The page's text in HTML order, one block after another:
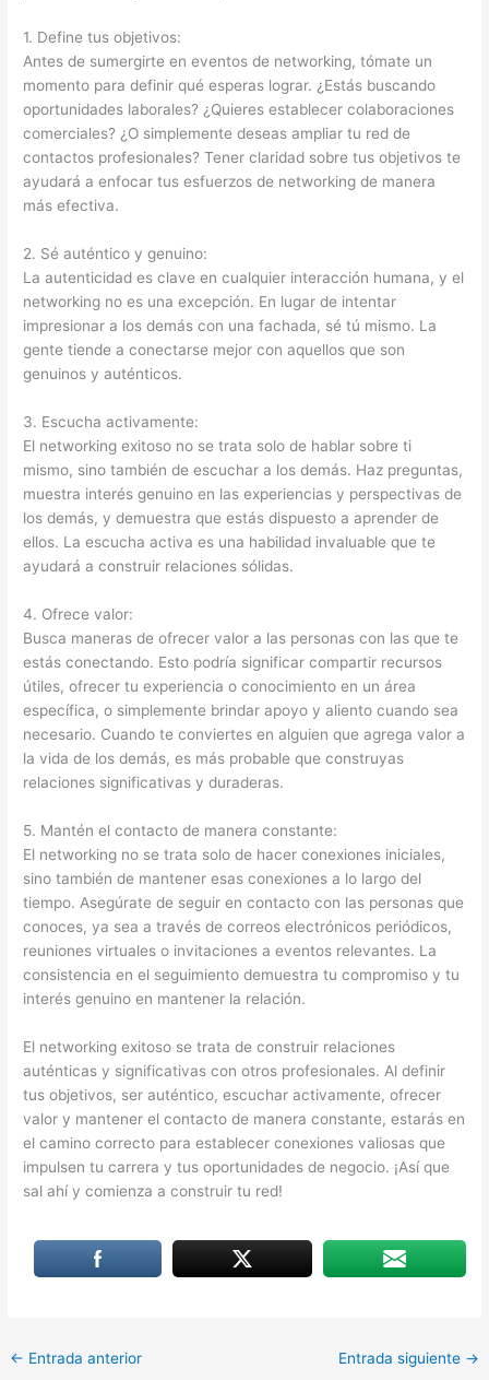
1. Define tus objetivos:
Antes de sumergirte en eventos de networking, tómate un
momento para definir qué esperas lograr. ¿Estás buscando
oportunidades laborales? ¿Quieres establecer colaboraciones
comerciales? ¿O simplemente deseas ampliar tu red de
contactos profesionales? Tener claridad sobre tus objetivos te
ayudará a enfocar tus esfuerzos de networking de manera
más efectiva.
2. Sé auténtico y genuino:
La autenticidad es clave en cualquier interacción humana, y el
networking no es una excepción. En lugar de intentar
impresionar a los demás con una fachada, sé tú mismo. La
gente tiende a conectarse mejor con aquellos que son
genuinos y auténticos.
3. Escucha activamente:
El networking exitoso no se trata solo de hablar sobre ti
mismo, sino también de escuchar a los demás. Haz preguntas,
muestra interés genuino en las experiencias y perspectivas de
los demás, y demuestra que estás dispuesto a aprender de
ellos. La escucha activa es una habilidad invaluable que te
ayudará a construir relaciones sólidas.
4. Ofrece valor:
Busca maneras de ofrecer valor a las personas con las que te
estás conectando. Esto podría significar compartir recursos
útiles, ofrecer tu experiencia o conocimiento en un área
específica, o simplemente brindar apoyo y aliento cuando sea
necesario. Cuando te conviertes en alguien que agrega valor a
la vida de los demás, es más probable que construyas
relaciones significativas y duraderas.
5. Mantén el contacto de manera constante:
El networking no se trata solo de hacer conexiones iniciales,
sino también de mantener esas conexiones a lo largo del
tiempo. Asegúrate de seguir en contacto con las personas que
conoces, ya sea a través de correos electrónicos periódicos,
reuniones virtuales o invitaciones a eventos relevantes. La
consistencia en el seguimiento demuestra tu compromiso y tu
interés genuino en mantener la relación.
El networking exitoso se trata de construir relaciones
auténticas y significativas con otros profesionales. Al definir
tus objetivos, ser auténtico, escuchar activamente, ofrecer
valor y mantener el contacto de manera constante, estarás en
el camino correcto para establecer conexiones valiosas que
impulsen tu carrera y tus oportunidades de negocio. ¡Así que
sal ahí y comienza a construir tu red!
← Entrada anterior Entrada siguiente →